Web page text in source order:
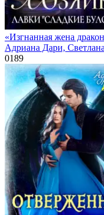
«Изгнанная жена
Адриана Дари,
0189